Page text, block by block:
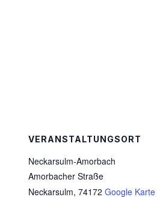
VERANSTALTUNGSORT
Neckarsulm-Amorbach
Amorbacher Straße
Neckarsulm, 74172 Google